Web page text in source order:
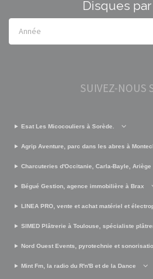
Disques
SUIVEZ-NOUS
Esat Les Micocouliers à Sorède.
Agrip Aventure, parc dans les abres à
Charcuteries d'Occitanie, Carla-Bayle, Ariège
Bégué Gestion, agence immobilière à Brax
LINEA PRO, vente et achat matériel et
SIMED Plâtrerie à Toulouse, spécialiste
Nord Ouest Events, pyrotechnie et
Mint Fm, la radio du R'n'B et de la Dance